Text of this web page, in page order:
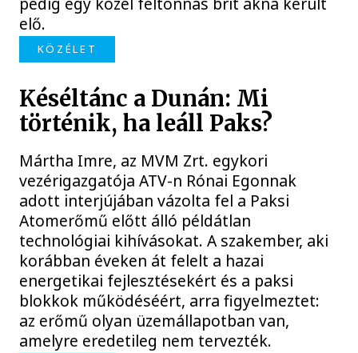
elő.
KÖZÉLET
Késéltánc a Dunán: Mi
történik, ha leáll Paks?
Mártha Imre, az MVM Zrt. egykori
vezérigazgatója ATV-n Rónai Egonnak
adott interjújában vázolta fel a Paksi
Atomerőmű előtt álló példátlan
technológiai kihívásokat. A szakember, aki
korábban éveken át felelt a hazai
energetikai fejlesztésekért és a paksi
blokkok működéséért, arra figyelmeztet:
az erőmű olyan üzemállapotban van,
amelyre eredetileg nem tervezték.